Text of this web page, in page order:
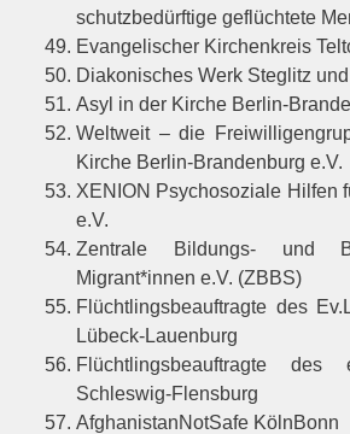
schutzbedürftige geflüchtete
Evangelischer Kirchenkreis
Diakonisches Werk Steglitz
Asyl in der Kirche Berlin-
Weltweit – die
Kirche Berlin-Brandenburg e.V.
XENION Psychosoziale Hilfen
e.V.
Zentrale Bildungs- und
Migrant*innen e.V. (ZBBS)
Flüchtlingsbeauftragte des
Lübeck-Lauenburg
Flüchtlingsbeauftragte des
Schleswig-Flensburg
AfghanistanNotSafe KölnBonn